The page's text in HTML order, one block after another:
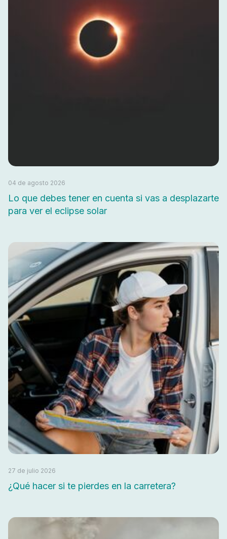
04 de agosto 2026
Lo que debes tener en cuenta si vas a desplazarte
para ver el eclipse solar
27 de julio 2026
¿Qué hacer si te pierdes en la carretera?